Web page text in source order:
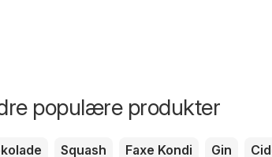
populære produkter
Squash Faxe Kondi Gin